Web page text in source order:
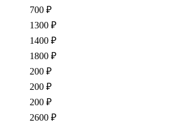
700 ₽
1300 ₽
1400 ₽
1800 ₽
200 ₽
200 ₽
200 ₽
2600 ₽